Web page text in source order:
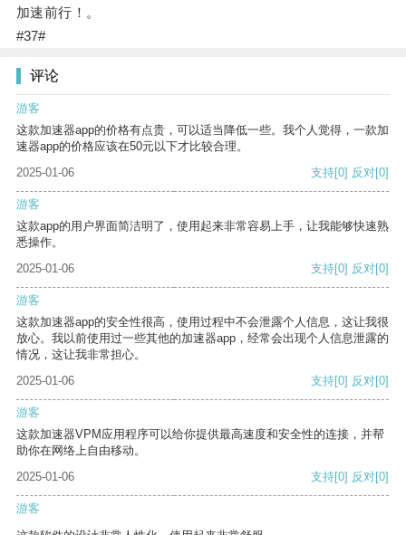
加速前行！。
#37#
评论
游客
这款加速器app的价格有点贵，可以适当降低一些。我个人觉得，一款加
速器app的价格应该在50元以下才比较合理。
2025-01-06
支持[0] 反对[0]
游客
这款app的用户界面简洁明了，使用起来非常容易上手，让我能够快速熟
悉操作。
2025-01-06
支持[0] 反对[0]
游客
这款加速器app的安全性很高，使用过程中不会泄露个人信息，这让我很
放心。我以前使用过一些其他的加速器app，经常会出现个人信息泄露的
情况，这让我非常担心。
2025-01-06
支持[0] 反对[0]
游客
这款加速器VPM应用程序可以给你提供最高速度和安全性的连接，并帮
助你在网络上自由移动。
2025-01-06
支持[0] 反对[0]
游客